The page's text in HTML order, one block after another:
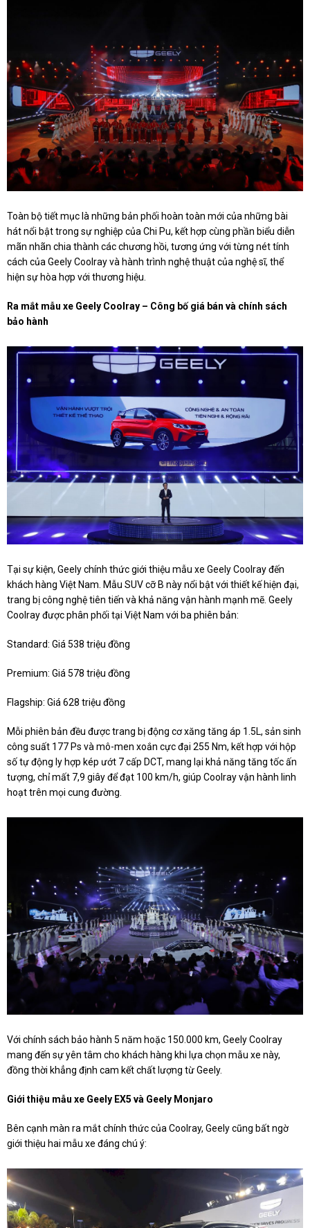
Toàn bộ tiết mục là những bản phối hoàn toàn mới của những bài
hát nổi bật trong sự nghiệp của Chi Pu, kết hợp cùng phần biểu diễn
mãn nhãn chia thành các chương hồi, tương ứng với từng nét tính
cách của Geely Coolray và hành trình nghệ thuật của nghệ sĩ, thể
hiện sự hòa hợp với thương hiệu.
Ra mắt mẫu xe Geely Coolray – Công bố giá bán và chính sách
bảo hành
Tại sự kiện, Geely chính thức giới thiệu mẫu xe Geely Coolray đến
khách hàng Việt Nam. Mẫu SUV cỡ B này nổi bật với thiết kế hiện đại,
trang bị công nghệ tiên tiến và khả năng vận hành mạnh mẽ. Geely
Coolray được phân phối tại Việt Nam với ba phiên bản:
Standard: Giá 538 triệu đồng
Premium: Giá 578 triệu đồng
Flagship: Giá 628 triệu đồng
Mỗi phiên bản đều được trang bị động cơ xăng tăng áp 1.5L, sản sinh
công suất 177 Ps và mô-men xoắn cực đại 255 Nm, kết hợp với hộp
số tự động ly hợp kép ướt 7 cấp DCT, mang lại khả năng tăng tốc ấn
tượng, chỉ mất 7,9 giây để đạt 100 km/h, giúp Coolray vận hành linh
hoạt trên mọi cung đường.
Với chính sách bảo hành 5 năm hoặc 150.000 km, Geely Coolray
mang đến sự yên tâm cho khách hàng khi lựa chọn mẫu xe này,
đồng thời khẳng định cam kết chất lượng từ Geely.
Giới thiệu mẫu xe Geely EX5 và Geely Monjaro
Bên cạnh màn ra mắt chính thức của Coolray, Geely cũng bất ngờ
giới thiệu hai mẫu xe đáng chú ý: